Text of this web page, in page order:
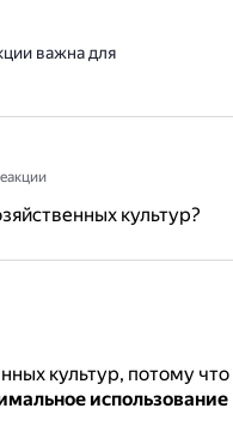
важна для
культур?
культур, потому что
использование